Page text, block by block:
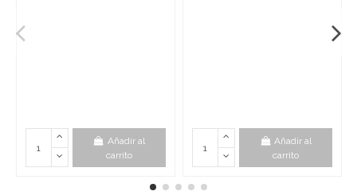
Añadir al
carrito
Añadir al
carrito